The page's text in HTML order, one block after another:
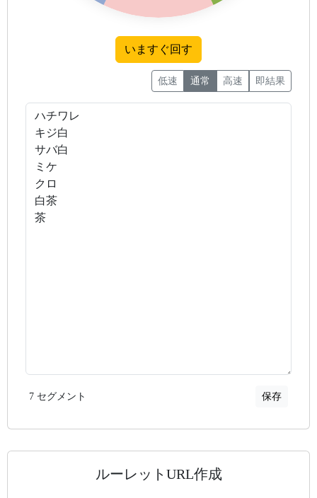
低速 通常 高速 即結果
7 セグメント 保存
ルーレットURL作成